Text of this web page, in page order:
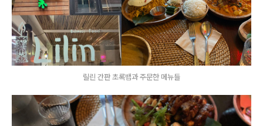
릴린 간판 초록뱀과 주문한 메뉴들